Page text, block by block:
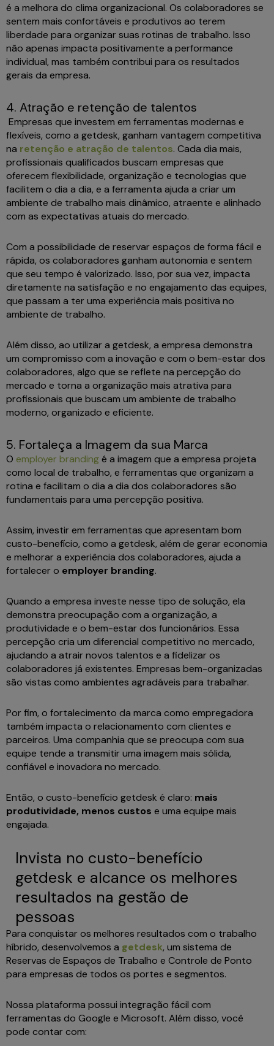
é a melhora do clima organizacional. Os colaboradores se
sentem mais confortáveis e produtivos ao terem
liberdade para organizar suas rotinas de trabalho. Isso
não apenas impacta positivamente a performance
individual, mas também contribui para os resultados
gerais da empresa.
4. Atração e retenção de talentos
Empresas que investem em ferramentas modernas e
flexíveis, como a getdesk, ganham vantagem competitiva
na retenção e atração de talentos. Cada dia mais,
profissionais qualificados buscam empresas que
oferecem flexibilidade, organização e tecnologias que
facilitem o dia a dia, e a ferramenta ajuda a criar um
ambiente de trabalho mais dinâmico, atraente e alinhado
com as expectativas atuais do mercado.
Com a possibilidade de reservar espaços de forma fácil e
rápida, os colaboradores ganham autonomia e sentem
que seu tempo é valorizado. Isso, por sua vez, impacta
diretamente na satisfação e no engajamento das equipes,
que passam a ter uma experiência mais positiva no
ambiente de trabalho.
Além disso, ao utilizar a getdesk, a empresa demonstra
um compromisso com a inovação e com o bem-estar dos
colaboradores, algo que se reflete na percepção do
mercado e torna a organização mais atrativa para
profissionais que buscam um ambiente de trabalho
moderno, organizado e eficiente.
5. Fortaleça a Imagem da sua Marca
O employer brandingé a imagem que a empresa projeta
como local de trabalho, e ferramentas que organizam a
rotina e facilitam o dia a dia dos colaboradores são
fundamentais para uma percepção positiva.
Assim, investir em ferramentas que apresentam bom
custo-benefício, como a getdesk, além de gerar economia
e melhorar a experiência dos colaboradores, ajuda a
fortalecer o employer branding.
Quando a empresa investe nesse tipo de solução, ela
demonstra preocupação com a organização, a
produtividade e o bem-estar dos funcionários. Essa
percepção cria um diferencial competitivo no mercado,
ajudando a atrair novos talentos e a fidelizar os
colaboradores já existentes. Empresas bem-organizadas
são vistas como ambientes agradáveis para trabalhar.
Por fim, o fortalecimento da marca como empregadora
também impacta o relacionamento com clientes e
parceiros. Uma companhia que se preocupa com sua
equipe tende a transmitir uma imagem mais sólida,
confiável e inovadora no mercado.
Então, o custo-benefício getdesk é claro: mais
produtividade, menos custos e uma equipe mais
engajada.
Invista no custo-benefício
getdesk e alcance os melhores
resultados na gestão de
pessoas
Para conquistar os melhores resultados com o trabalho
híbrido, desenvolvemos a getdesk, um sistema de
Reservas de Espaços de Trabalho e Controle de Ponto
para empresas de todos os portes e segmentos.
Nossa plataforma possui integração fácil com
ferramentas do Google e Microsoft. Além disso, você
pode contar com: